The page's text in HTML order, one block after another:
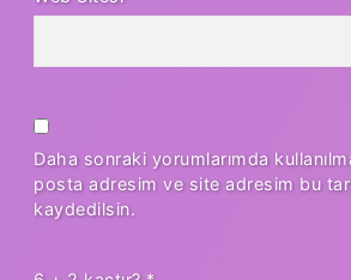
Daha sonraki yorumlarımda
posta adresim ve site adresim bu
kaydedilsin.